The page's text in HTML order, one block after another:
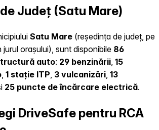
Județ (Satu Mare)
Satu Mare (reședința de județ, pe
jurul orașului), sunt disponibile 86
auto: 29 benzinării, 15
, 1 stație ITP, 3 vulcanizări, 13
25 puncte de încărcare electrică.
DriveSafe pentru RCA